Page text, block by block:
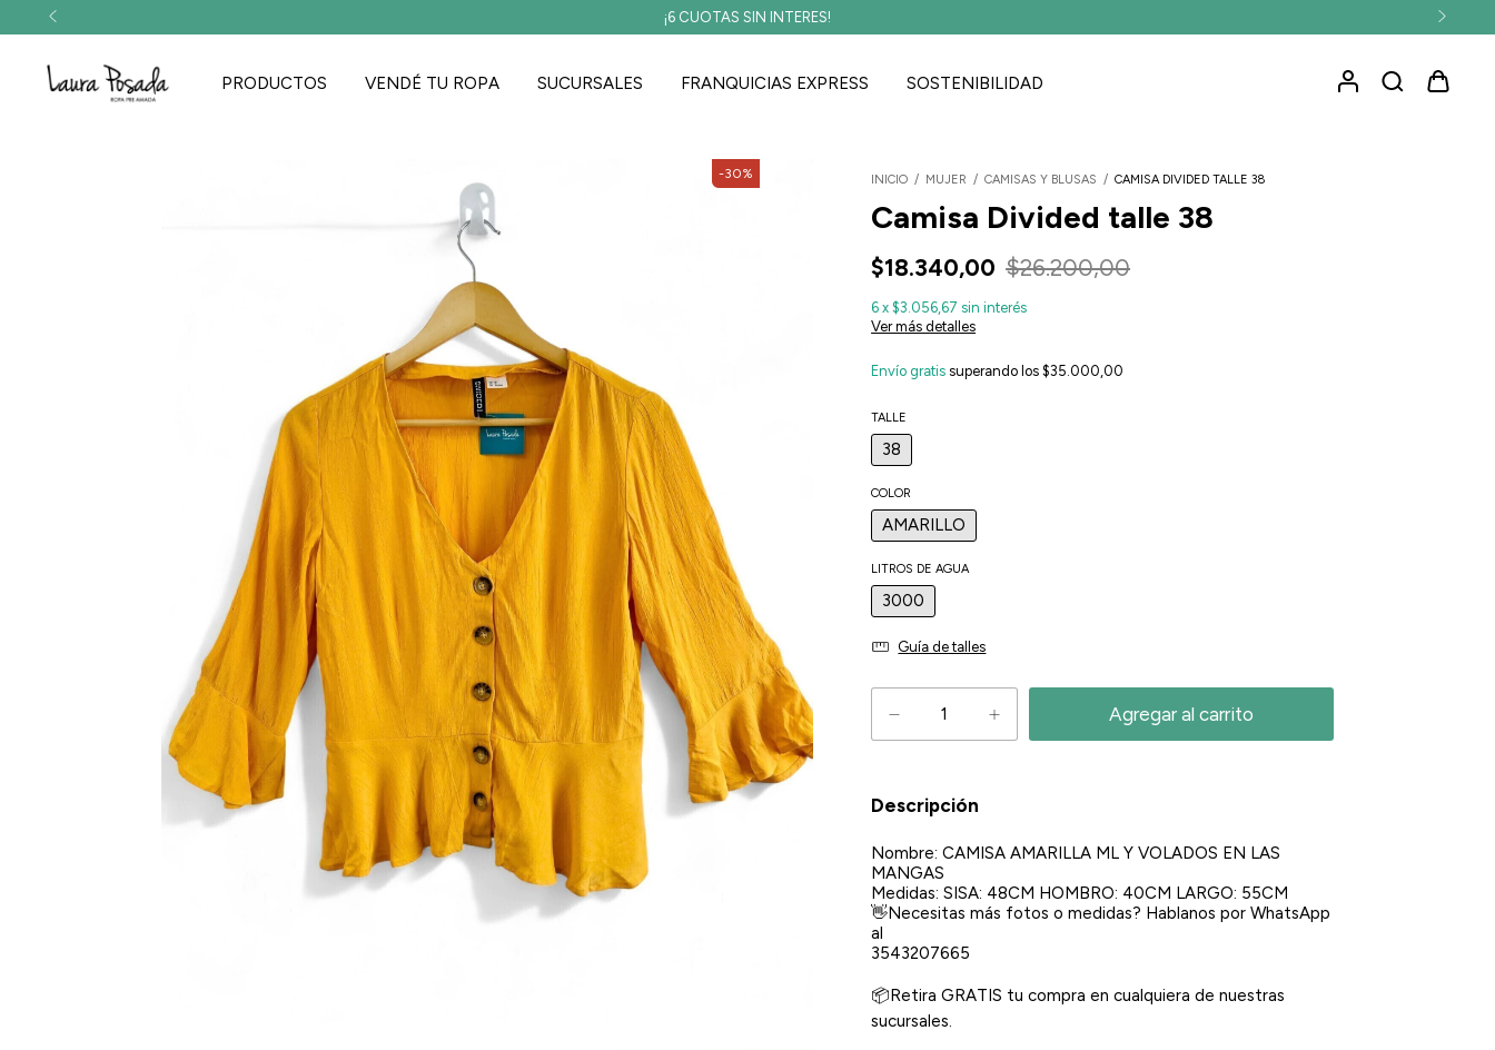
Envío gratis a partir de los $35.000
PRODUCTOS VENDÉ TU ROPA SUCURSALES FRANQUICIAS EXPRESS SOSTENIBILIDAD
-30% INICIO / MUJER / CAMISAS Y BLUSAS / CAMISA DIVIDED TALLE 38
Camisa Divided talle 38
$18.340,00 $26.200,00
6 x$3.056,67 sin interés
Ver más detalles
Envío gratis superando los$35.000,00
TALLE
38
COLOR
AMARILLO
LITROS DE AGUA
3000
Guía de talles
Descripción
Nombre: CAMISA AMARILLA ML Y VOLADOS EN LAS
MANGAS
Medidas: SISA: 48CM HOMBRO: 40CM LARGO: 55CM
👋Necesitas más fotos o medidas? Hablanos por WhatsApp
al
3543207665
📦Retira GRATIS tu compra en cualquiera de nuestras
sucursales.